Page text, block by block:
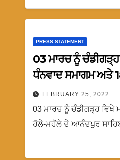
PRESS STATEMENT
03 ਮਾਰਚ ਨੂੰ
ਧੰਨਵਾਦ ਸਮਾਗਮ ਅਤੇ
FEBRUARY 25, 2022
03 ਮਾਰਚ ਨੂੰ ਚੰਡੀਗੜ੍ਹ ਵਿਖੇ
ਹੋਲੇ-ਮਹੱਲੇ ਦੇ ਆਨੰਦਪੁਰ